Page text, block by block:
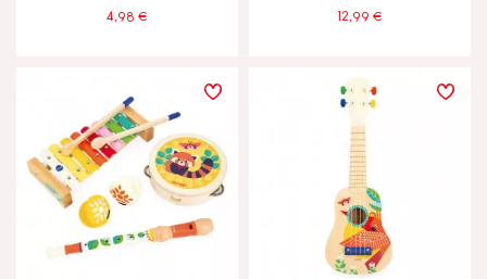
2 - 3 Jahre
6-7 6 - 7 Jahre
Ab 8 Jahere
4,98 € 12,99 €